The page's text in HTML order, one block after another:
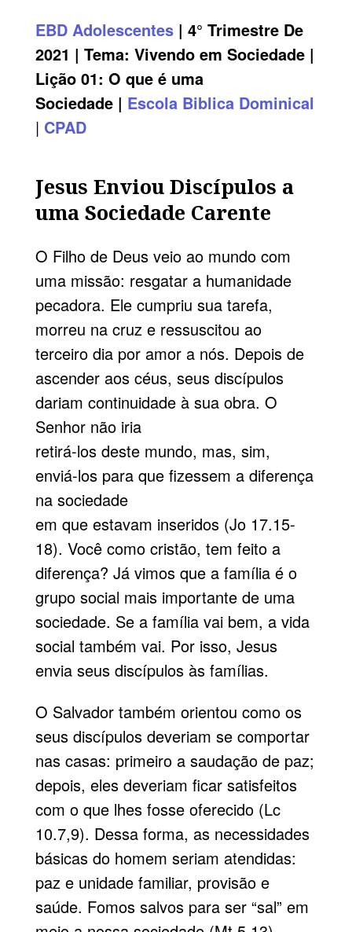
EBD Adolescentes | 4° Trimestre De
2021 | Tema: Vivendo em Sociedade|
Lição 01: O que é uma
Sociedade | Escola Biblica Dominical
| CPAD
Jesus Enviou Discípulos a
uma Sociedade Carente
O Filho de Deus veio ao mundo com
uma missão: resgatar a humanidade
pecadora. Ele cumpriu sua tarefa,
morreu na cruz e ressuscitou ao
terceiro dia por amor a nós. Depois de
ascender aos céus, seus discípulos
dariam continuidade à sua obra. O
Senhor não iria
retirá-los deste mundo, mas, sim,
enviá-los para que fizessem a diferença
na sociedade
em que estavam inseridos (Jo 17.15-
18). Você como cristão, tem feito a
diferença? Já vimos que a família é o
grupo social mais importante de uma
sociedade. Se a família vai bem, a vida
social também vai. Por isso, Jesus
envia seus discípulos às famílias.
O Salvador também orientou como os
seus discípulos deveriam se comportar
nas casas: primeiro a saudação de paz;
depois, eles deveriam ficar satisfeitos
com o que lhes fosse oferecido (Lc
10.7,9). Dessa forma, as necessidades
básicas do homem seriam atendidas:
paz e unidade familiar, provisão e
saúde. Fomos salvos para ser “sal” em